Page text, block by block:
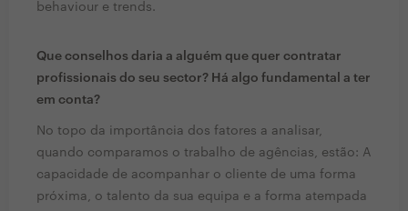
behaviour e trends.
Que conselhos daria a alguém que quer contratar
profissionais do seu sector? Há algo fundamental a ter
em conta?
No topo da importância dos fatores a analisar,
quando comparamos o trabalho de agências, estão: A
capacidade de acompanhar o cliente de uma forma
próxima, o talento da sua equipa e a forma atempada